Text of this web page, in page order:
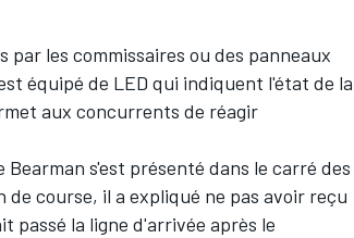
les commissaires ou des panneaux
équipé de LED qui indiquent l'état de la
aux concurrents de réagir
s'est présenté dans le carré des
course, il a expliqué ne pas avoir reçu
passé la ligne d'arrivée après le